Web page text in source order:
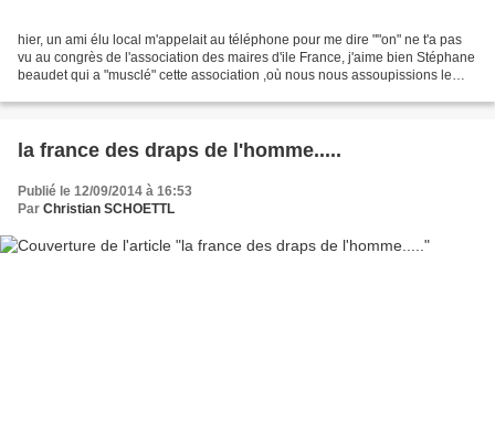
hier, un ami élu local m'appelait au téléphone pour me dire ""on" ne t'a pas
vu au congrès de l'association des maires d'ile France, j'aime bien Stéphane
beaudet qui a "musclé" cette association ,où nous nous assoupissions le
la france des draps de l'homme.....
Publié le 12/09/2014 à 16:53
Par Christian SCHOETTL